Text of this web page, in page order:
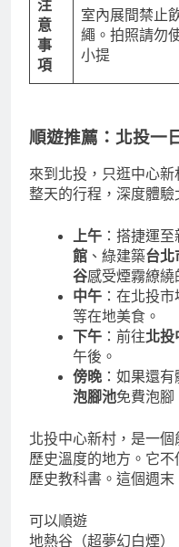
注
意
事
項
室內展間禁止
繩。拍照請勿
來到北投，只逛中心新
上午 ：搭捷運至
館、綠建築台北
谷感受煙霧繚繞
中午：在北投市
等在地美食。
下午 ：前往
午後。
傍晚：如果還有
北投中心新村，是一
歷史溫度的地方。它不
可以順遊